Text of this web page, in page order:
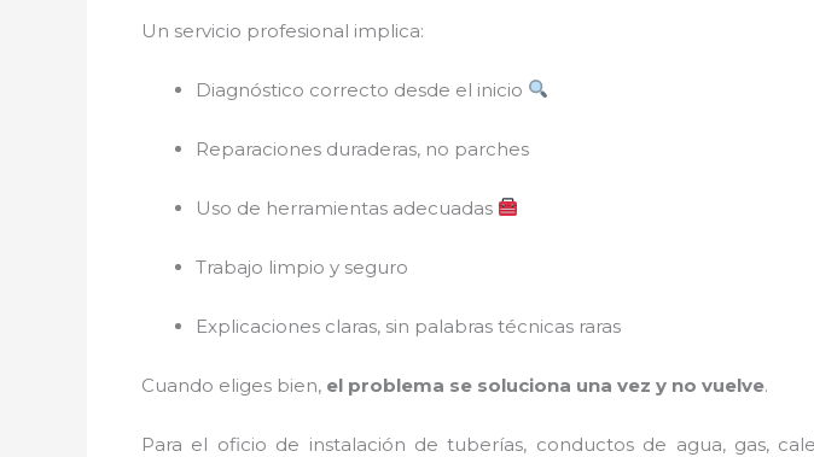
Un servicio profesional implica:
Diagnóstico correcto desde el inicio
Reparaciones duraderas, no parches
Uso de herramientas adecuadas
Trabajo limpio y seguro
Explicaciones claras, sin palabras técnicas raras
Cuando eliges bien, el problema se soluciona una vez y no vuelve.
Para el oficio de instalación de tuberías, conductos de agua, gas,